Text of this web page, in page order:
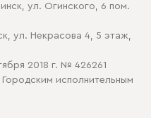
cookieул. Огинского, 6 пом.
ул. Некрасова 4, 5 этаж,
2018 г. № 426261
исполнительным